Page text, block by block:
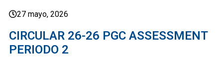
27 mayo, 2026
CIRCULAR 26-26 PGC ASSESSMENT
PERIODO 2